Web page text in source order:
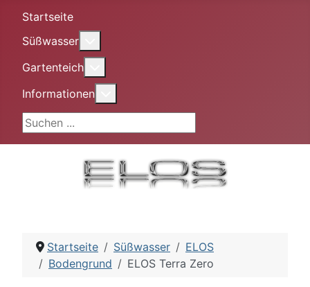
Startseite
Süßwasser
Gartenteich
Informationen
Suchen ...
Startseite Süßwasser
ELOS
Bodengrund
ELOS Terra Zero